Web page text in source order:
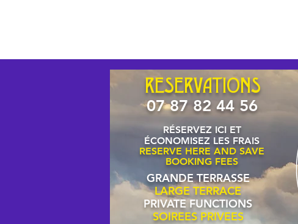
RÉSERVEZ ICI ET
ÉCONOMISEZ LES FRAIS
RESERVE HERE AND SAVE
BOOKING FEES
GRANDE TERRASSE
LARGE TERRACE
PRIVATE FUNCTIONS
SOIREES PRIVEES
07 87 82 44 56
RESERVATIONS